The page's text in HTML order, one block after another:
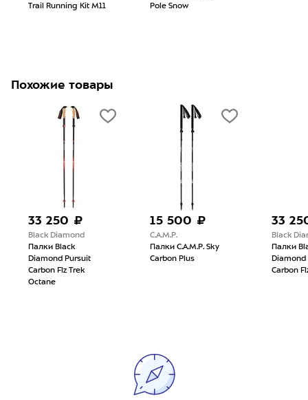
Trail Running Kit M11
Pole Snow
Похожие товары
33 250 ₽
Black Diamond
Палки Black
Diamond Pursuit
Carbon Flz Trek
Octane
15 500 ₽
C.A.M.P.
Палки C.A.M.P. Sky
Carbon Plus
33
Black
Палки
Diamond
Carbon